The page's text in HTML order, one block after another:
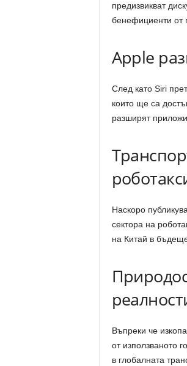
предизвикват
бенефициенти от
Apple
След като Siri
които ще са
разширят
Наскоро
сектора на
на Китай в
Въпреки че
от използваното
в глобалната